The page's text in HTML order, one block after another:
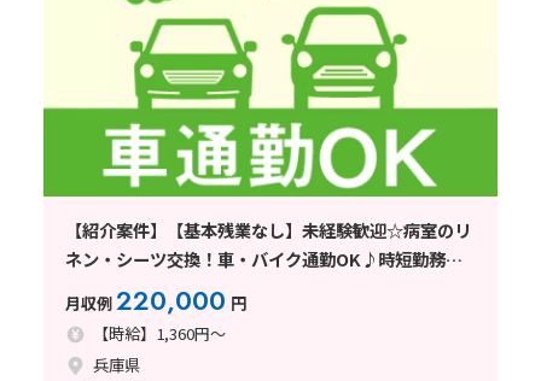
【紹介案件】【基本残業なし】未経験歓迎☆病室のリ
ネン・シーツ交換！車・バイク通勤OK♪時短勤務の
月収例220,000 円
【時給】1,360円～
兵庫県